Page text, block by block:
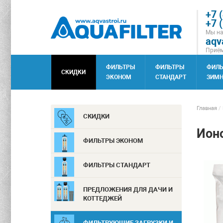
+7
+7
Мы
СКИДКИ
ФИЛЬТРЫ
ЭКОНОМ
ФИЛЬТРЫ
СТАНДАРТ
СКИДКИ
ФИЛЬТРЫ ЭКОНОМ
ФИЛЬТРЫ СТАНДАРТ
ПРЕДЛОЖЕНИЯ ДЛЯ ДАЧИ И
КОТТЕДЖЕЙ
Главная /